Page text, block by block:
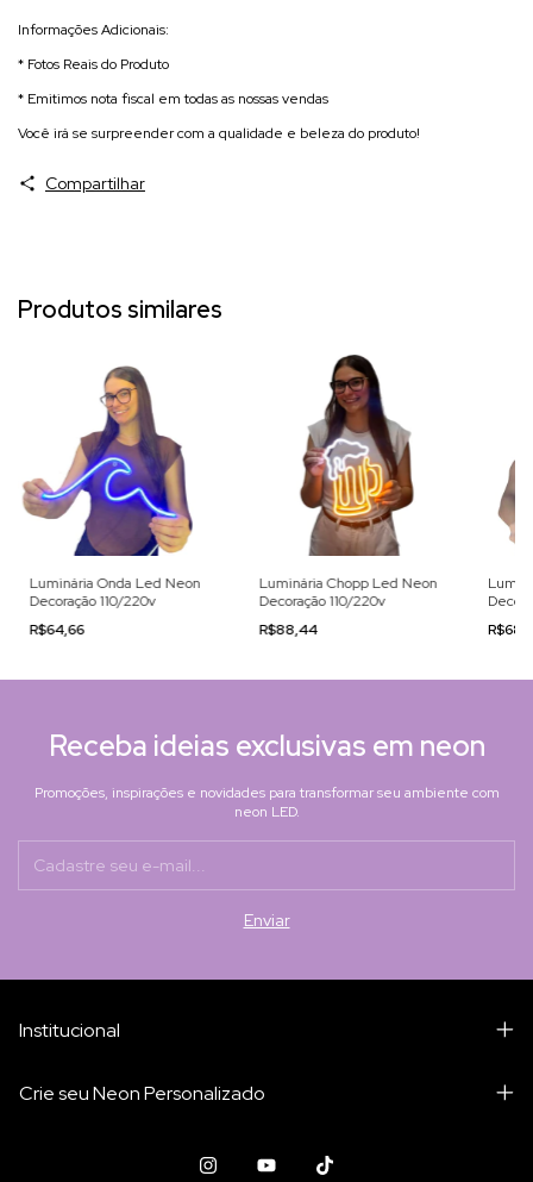
Informações Adicionais:
* Fotos Reais do Produto
* Emitimos nota fiscal em todas as nossas vendas
Você irá se surpreender com a qualidade e beleza do produto!
Compartilhar
Produtos similares
Luminária Onda Led Neon
Decoração 110/220v
R$64,66
Luminária Chopp Led Neon
Decoração 110/220v
R$88,44
Receba ideias exclusivas em neon
Promoções, inspirações e novidades para transformar seu ambiente com
neon LED.
Institucional
Crie seu Neon Personalizado